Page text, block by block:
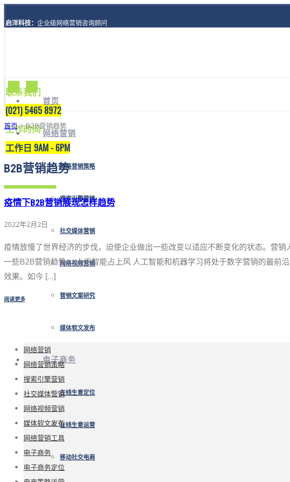
启洋科技： 企业级网络营销咨询顾问
联系我们
(021) 5465 8972
工作时间
工作日 9AM - 6PM
首页
网络营销
网络营销策略
搜索引擎营销
社交媒体营销
网络视频营销
营销文案研究
媒体软文发布
电子商务
在线生意定位
在线生意运营
移动社交电商
首页> B2B营销趋势
B2B营销趋势
疫情下B2B营销展现怎样趋势
2022年2月2日
疫情放慢了世界经济的步伐，迫使企业做出一些改变以适应不断变化的状态。营
一些B2B营销趋势： 人工智能占上风 人工智能和机器学习将处于数字营销的最
效果。如今 […]
阅读更多
网络营销
网络营销策略
搜索引擎营销
社交媒体营销
网络视频营销
媒体软文发布
网络营销工具
电子商务
电子商务定位